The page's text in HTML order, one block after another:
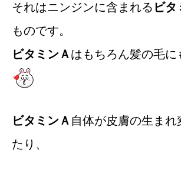
それはニンジンに含まれる ビタ
ものです。
ビタミンＡはもちろん髪の毛に
ビタミンＡ 自体が皮膚の生まれ
たり、